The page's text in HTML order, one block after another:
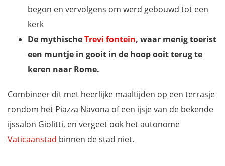
Ostuni
Matera
Genieten aan het Gardameer en Comomeer
Bezoek de gezellige dorpjes van de Cinque Terre
Download onze gratis reisgidsen Italië
begon en vervolgens om werd gebouwd tot een
kerk
De mythischeTrevi fontein, waar menig toerist
een muntje in gooit in de hoop ooit terug te
keren naar Rome.
Combineer dit met heerlijke maaltijden op een terrasje
rondom het Piazza Navona of een ijsje van de bekende
ijssalon Giolitti, en vergeet ook het autonome
Vaticaanstad binnen de stad niet.